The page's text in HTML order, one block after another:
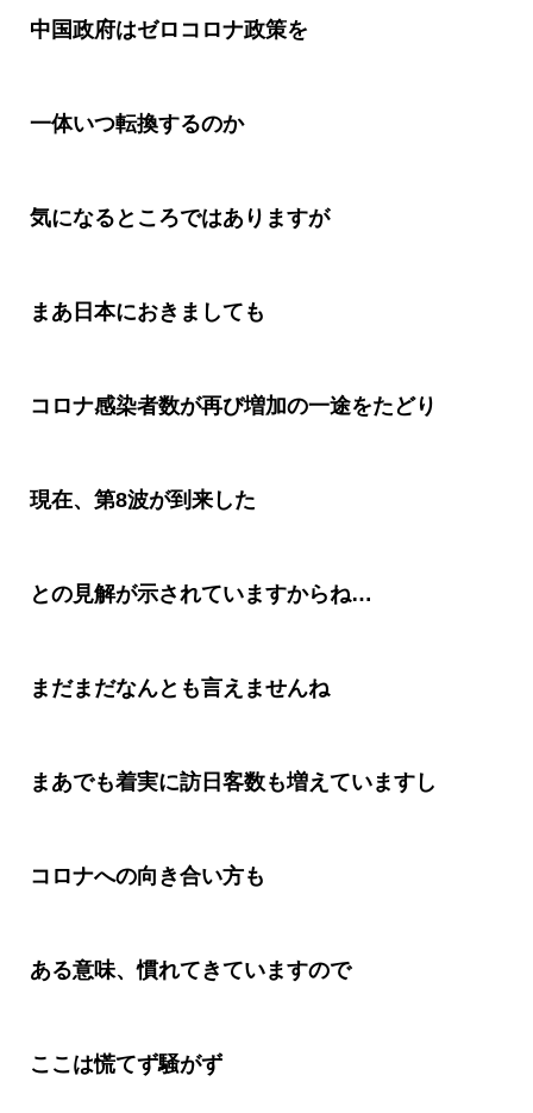
中国政府はゼロコロナ政策を
一体いつ転換するのか
気になるところではありますが
まあ日本におきましても
コロナ感染者数が再び増加の一途をたどり
現在、第8波が到来した
との見解が示されていますからね…
まだまだなんとも言えませんね
まあでも着実に訪日客数も増えていますし
コロナへの向き合い方も
ある意味、慣れてきていますので
ここは慌てず騒がず